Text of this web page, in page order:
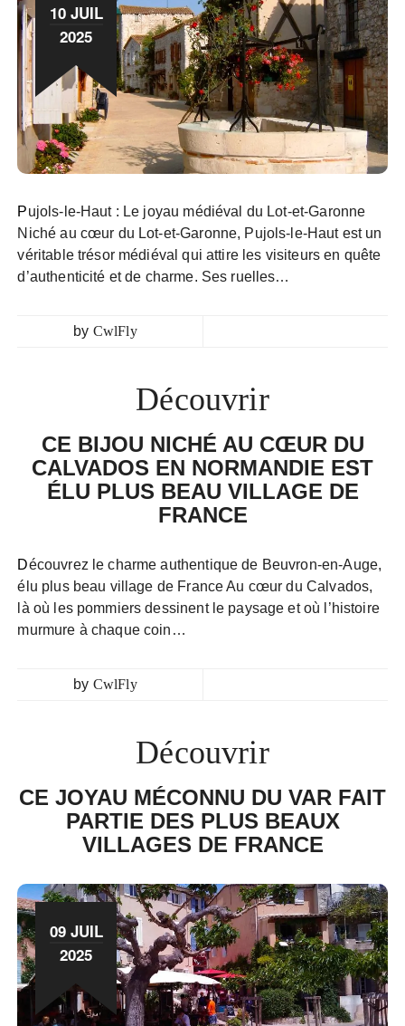
10 JUIL
2025
Pujols-le-Haut : Le joyau médiéval du Lot-et-Garonne
Niché au cœur du Lot-et-Garonne, Pujols-le-Haut est un
véritable trésor médiéval qui attire les visiteurs en quête
d’authenticité et de charme. Ses ruelles…
by CwlFly
Découvrir
CE BIJOU NICHÉ AU CŒUR DU
CALVADOS EN NORMANDIE EST
ÉLU PLUS BEAU VILLAGE DE
FRANCE
Découvrez le charme authentique de Beuvron-en-Auge,
élu plus beau village de France Au cœur du Calvados,
là où les pommiers dessinent le paysage et où l’histoire
murmure à chaque coin…
by CwlFly
Découvrir
CE JOYAU MÉCONNU DU VAR FAIT
PARTIE DES PLUS BEAUX
VILLAGES DE FRANCE
09 JUIL
2025